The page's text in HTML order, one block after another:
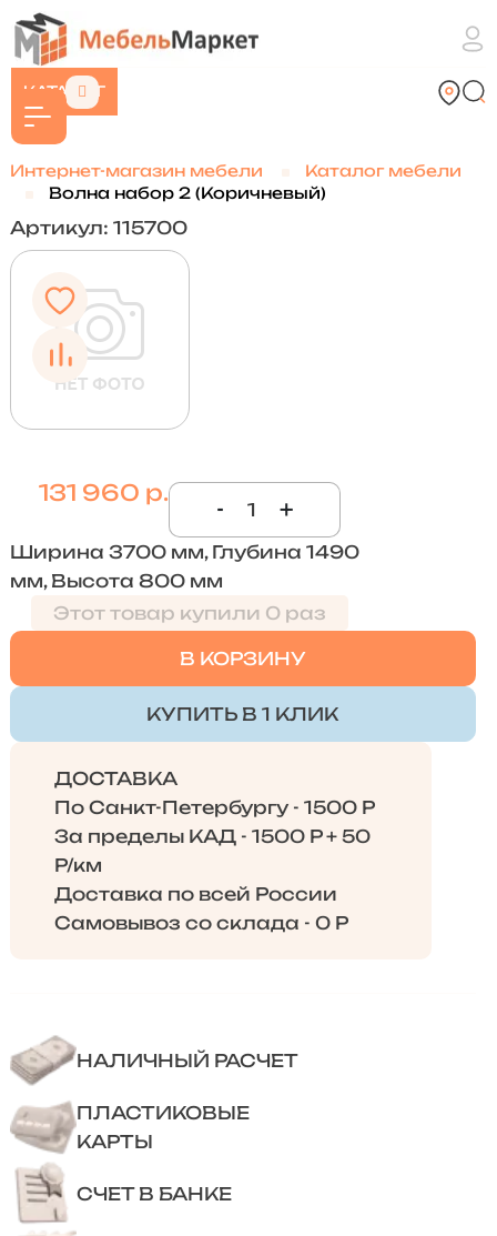
КАТАЛОГ
Интернет-магазин мебели
Каталог мебели
Волна набор 2 (Коричневый)
Артикул: 115700
131 960 р.
- +
Ширина 3700 мм, Глубина 1490
мм, Высота 800 мм
Этот товар купили 0 раз
В КОРЗИНУ
КУПИТЬ В 1 КЛИК
ДОСТАВКА
По Санкт-Петербургу - 1500 Р
За пределы КАД - 1500 Р + 50
Р/км
Доставка по всей России
Самовывоз со склада - 0 Р
НАЛИЧНЫЙ РАСЧЕТ
ПЛАСТИКОВЫЕ
КАРТЫ
СЧЕТ В БАНКЕ